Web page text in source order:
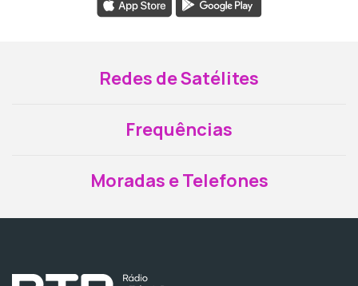
Redes de Satélites
Frequências
Moradas e Telefones